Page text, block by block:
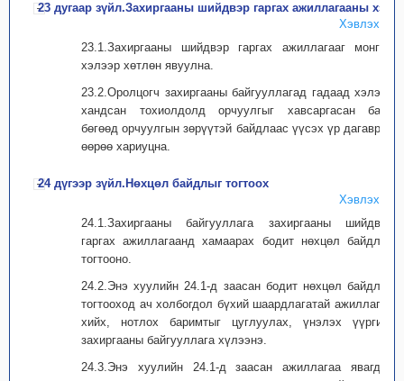
23 дугаар зүйл.Захиргааны шийдвэр гаргах ажиллагааны хэл
Хэвлэх
23.1.Захиргааны шийдвэр гаргах ажиллагааг монгол
хэлээр хөтлөн явуулна.
23.2.Оролцогч захиргааны байгууллагад гадаад хэлээр
хандсан тохиолдолд орчуулгыг хавсаргасан байх
бөгөөд орчуулгын зөрүүтэй байдлаас үүсэх үр дагаврыг
өөрөө хариуцна.
24 дүгээр зүйл.Нөхцөл байдлыг тогтоох
Хэвлэх
24.1.Захиргааны байгууллага захиргааны шийдвэр
гаргах ажиллагаанд хамаарах бодит нөхцөл байдлыг
тогтооно.
24.2.Энэ хуулийн 24.1-д заасан бодит нөхцөл байдлыг
тогтооход ач холбогдол бүхий шаардлагатай ажиллагаа
хийх, нотлох баримтыг цуглуулах, үнэлэх үүргийг
захиргааны байгууллага хүлээнэ.
24.3.Энэ хуулийн 24.1-д заасан ажиллагаа явагдах